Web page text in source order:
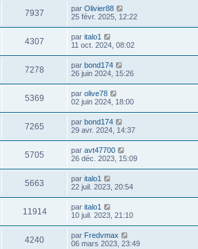
7937 par Olivier88
25 févr. 2025, 12:22
4307 par italo1
11 oct. 2024, 08:02
7278 par bond174
26 juin 2024, 15:26
5369 par olive78
02 juin 2024, 18:00
7265 par bond174
29 avr. 2024, 14:37
5705 par avt47700
26 déc. 2023, 15:09
5663 par italo1
22 juil. 2023, 20:54
11914 par italo1
10 juil. 2023, 21:10
4240 par Fredvmax
06 mars 2023, 23:49